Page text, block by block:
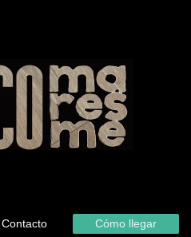
Contacto Cómo llegar